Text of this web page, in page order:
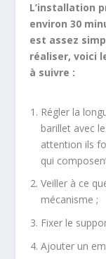
L’installation
environ 30
est assez
réaliser, voici
à suivre :
Régler la
barillet avec
attention ils
qui
Veiller à ce
mécanisme ;
Fixer le
Ajouter un